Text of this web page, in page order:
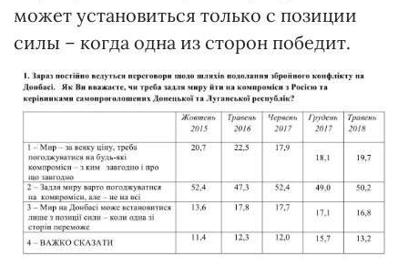
может установиться только с позиции
силы – когда одна из сторон победит.